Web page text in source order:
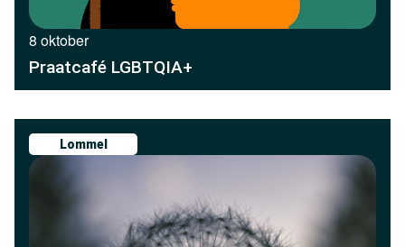
8 oktober
Praatcafé LGBTQIA+
Lommel